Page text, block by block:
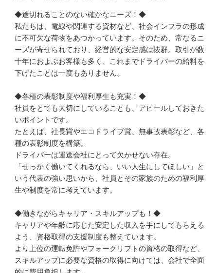
◆途切れることのない確かなニーズ！◆
私たちは、電線や関連する資材など、社会インフラの形成
に不可欠な荷物をあつかっています。そのため、常なるニ
ーズが寄せられており、経営的な安定感は抜群。取引が数
十年におよぶお客様も多く、これまでドライバーの給料を
下げたことは一度もありません。
◆各種の表彰制度や福利厚生も充実！◆
社員をとても大切にしていることも、アピールしておきた
いポイントです。
たとえば、社長賞やエコドライブ賞、無事故表彰など、各
種の表彰制度を構築。
ドライバーは運送会社にとって欠かせない存在。
「せっかく働いてくれるなら、いい人生にしてほしい」と
いう代表の強い思いから、社員とその家族のための福利厚
生や制度を常に考えています。
◆働きながらキャリア・スキルアップも！◆
キャリアや年齢に応じた安定した収入を手にしてもらえる
よう、資格取得の支援制度も整えています。
より上位の運転免許やフォークリフトの資格の取得など、
スキルアップに必要な資格の取得に向けては、会社で全面